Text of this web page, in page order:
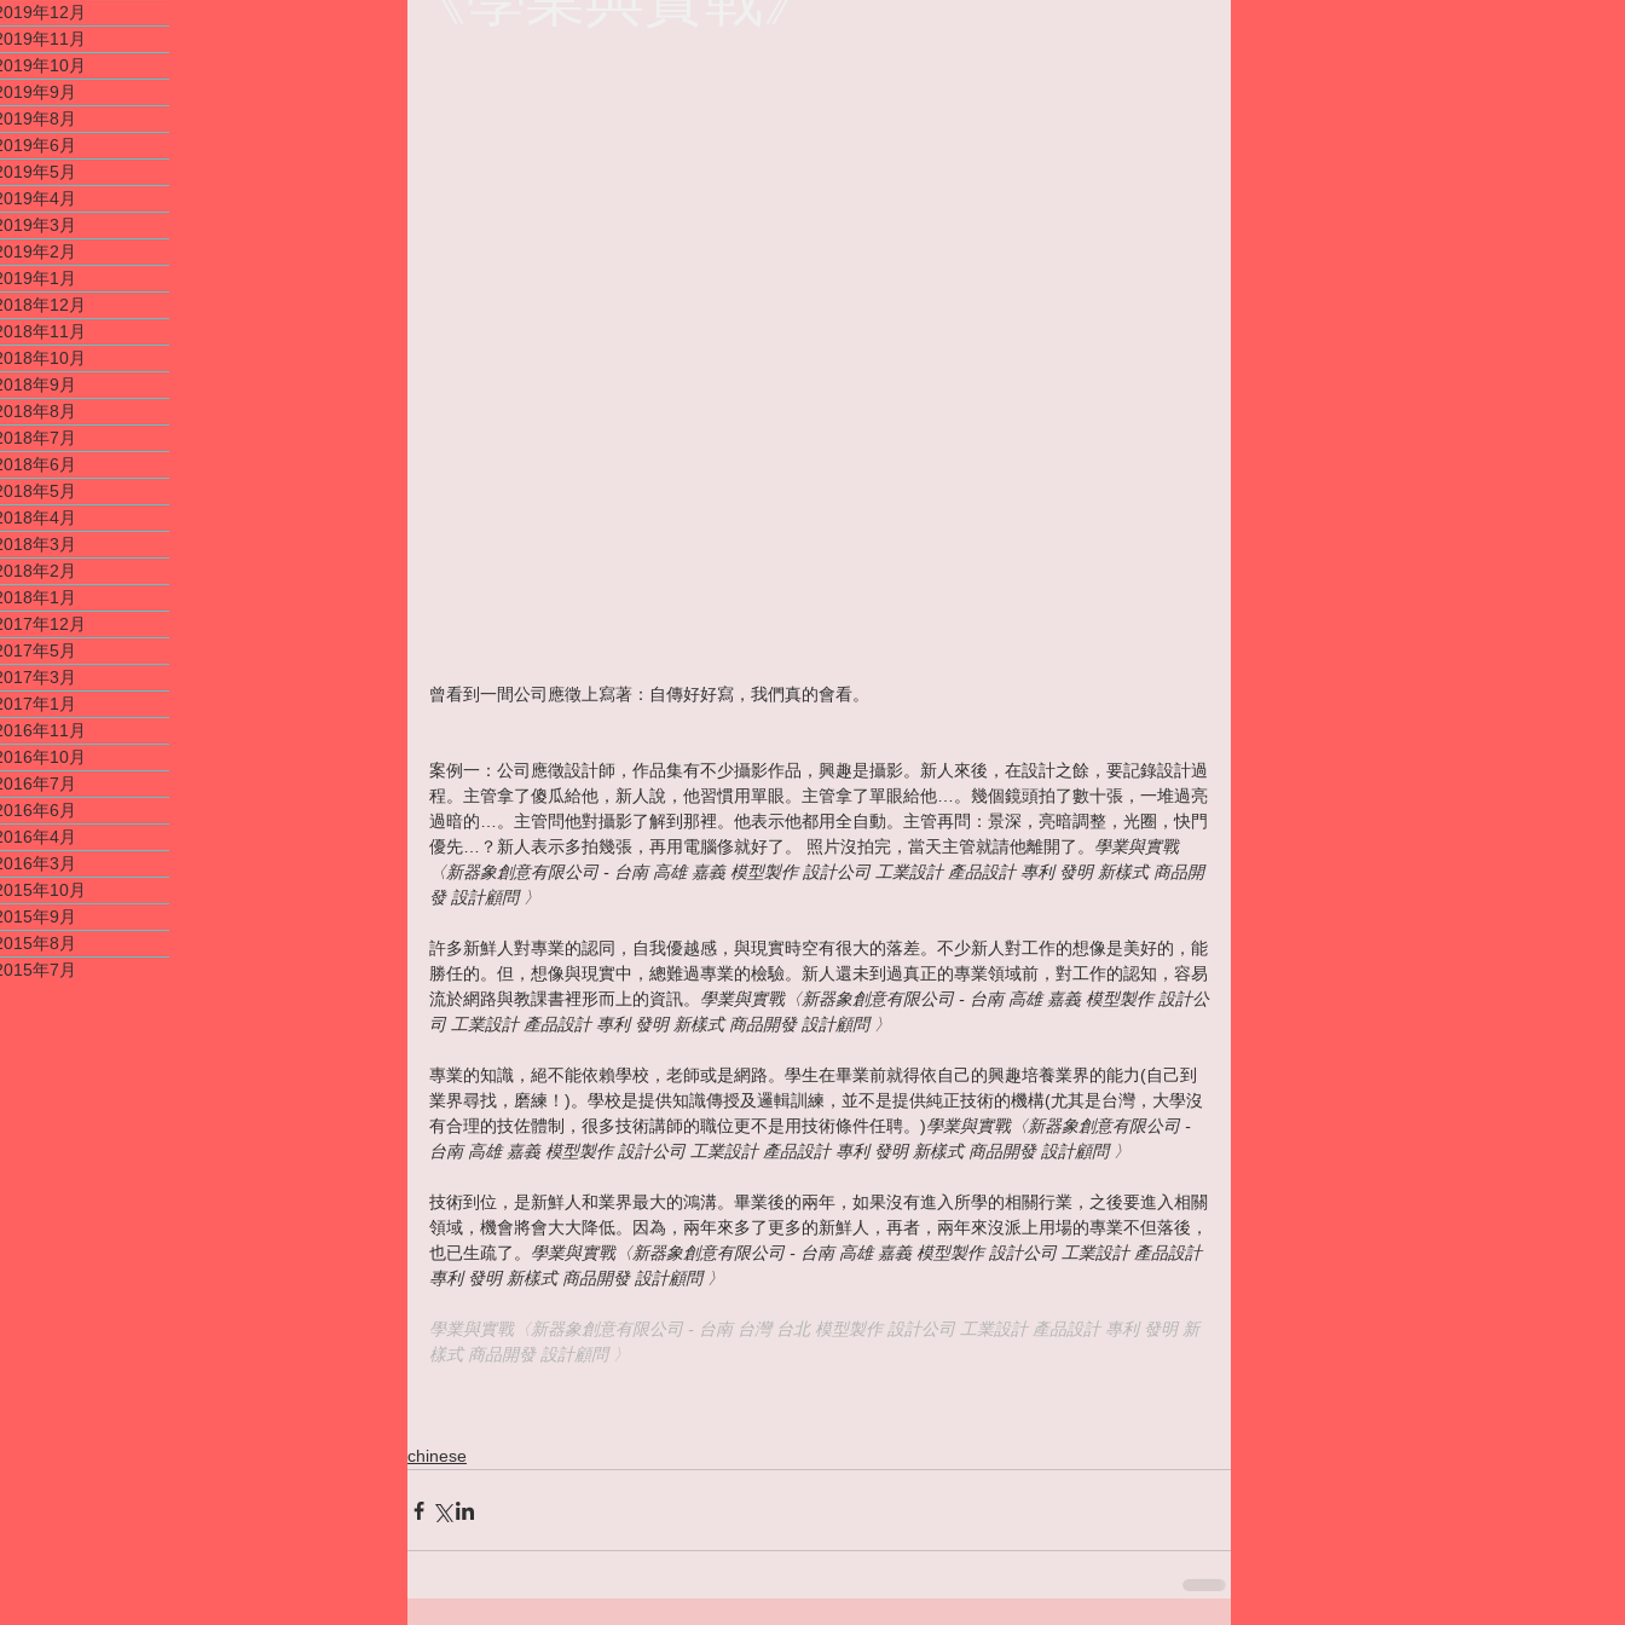
年12月
年11月
年10月
年9月
年8月
年6月
年5月
年4月
年3月
年2月
年1月
年12月
年11月
年10月
年9月
年8月
年7月
年6月
年5月
年4月
年3月
年2月
年1月
年12月
年5月
年3月
年1月
年11月
年10月
年7月
年6月
年4月
年3月
年10月
年9月
年8月
年7月
曾看到一間公司應徵上寫著：自傳好好寫，我們真的會看。
案例一：公司應徵設計師，作品集有不少攝影作品，興趣是攝影。新人來後，在設計之餘，要記錄設計過
程。主管拿了傻瓜給他，新人說，他習慣用單眼。主管拿了單眼給他…。幾個鏡頭拍了數十張，一堆過亮
過暗的…。主管問他對攝影了解到那裡。他表示他都用全自動。主管再問：景深，亮暗調整，光圈，快門
優先…？新人表示多拍幾張，再用電腦俢就好了。 照片沒拍完，當天主管就請他離開了。 學業與實戰
〈新器象創意有限公司 - 台南 高雄 嘉義 模型製作 設計公司 工業設計 產品設計 專利 發明 新樣式 商品開
發 設計顧問 〉
許多新鮮人對專業的認同，自我優越感，與現實時空有很大的落差。不少新人對工作的想像是美好的，能
勝任的。但，想像與現實中，總難過專業的檢驗。新人還未到過真正的專業領域前，對工作的認知，容易
流於網路與教課書裡形而上的資訊。 學業與實戰〈新器象創意有限公司 - 台南 高雄 嘉義 模型製作 設計公
司 工業設計 產品設計 專利 發明 新樣式 商品開發 設計顧問 〉
專業的知識，絕不能依賴學校，老師或是網路。學生在畢業前就得依自己的興趣培養業界的能力(自己到
業界尋找，磨練！)。學校是提供知識傳授及邏輯訓練，並不是提供純正技術的機構(尤其是台灣，大學沒
有合理的技佐體制，很多技術講師的職位更不是用技術條件任聘。)學業與實戰〈新器象創意有限公司 -
台南 高雄 嘉義 模型製作 設計公司 工業設計 產品設計 專利 發明 新樣式 商品開發 設計顧問 〉
技術到位，是新鮮人和業界最大的鴻溝。畢業後的兩年，如果沒有進入所學的相關行業，之後要進入相關
領域，機會將會大大降低。因為，兩年來多了更多的新鮮人，再者，兩年來沒派上用場的專業不但落後，
也已生疏了。 學業與實戰〈新器象創意有限公司 - 台南 高雄 嘉義 模型製作 設計公司 工業設計 產品設計
專利 發明 新樣式 商品開發 設計顧問 〉
學業與實戰〈新器象創意有限公司 - 台南 台灣 台北 模型製作 設計公司 工業設計 產品設計 專利 發明 新
樣式 商品開發 設計顧問 〉
chinese